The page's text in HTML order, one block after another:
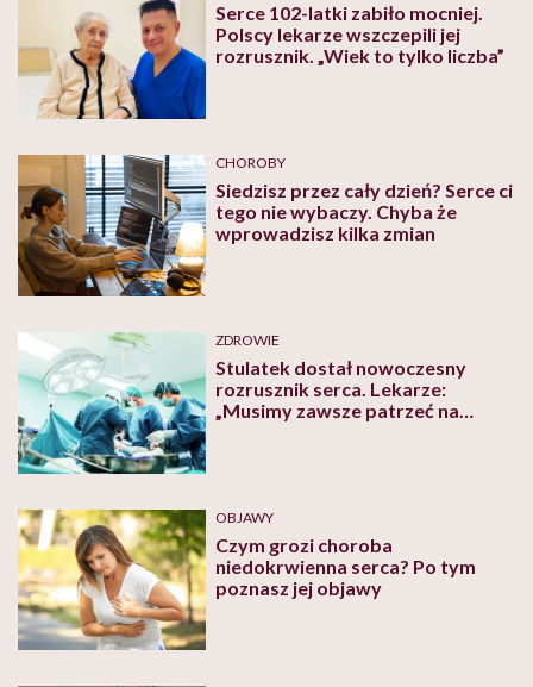
Serce 102-latki zabiło mocniej.
Polscy lekarze wszczepili jej
rozrusznik. „Wiek to tylko liczba”
CHOROBY
Siedzisz przez cały dzień? Serce ci
tego nie wybaczy. Chyba że
wprowadzisz kilka zmian
ZDROWIE
Stulatek dostał nowoczesny
rozrusznik serca. Lekarze:
„Musimy zawsze patrzeć na
OBJAWY
Czym grozi choroba
niedokrwienna serca? Po tym
poznasz jej objawy